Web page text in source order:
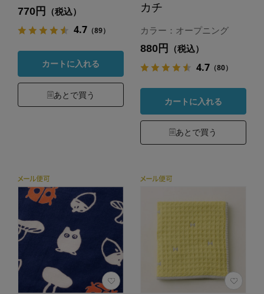
770円 （税込）
4.7（89）
カートに入れる
あとで買う
カチ
カラー：オープニング
880円 （税込）
4.7（80）
カートに入れる
あとで買う